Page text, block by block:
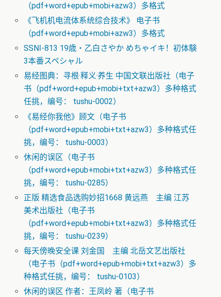
（pdf+word+epub+mobi+azw3）多格式
《飞机机电流体系统综合技术》 电子书
（pdf+word+epub+mobi+azw3）多格式
SSNI-813 19歳・乙白さやか めちゃイキ！初体験
3本番スペシャル
易经图典：寻根·释义·养生 中国文联出版社（电子
书（pdf+word+epub+mobi+txt+azw3）多种格式
任挑，编号： tushu-0002）
《易经你我他》顾文（电子书
（pdf+word+epub+mobi+txt+azw3）多种格式任
挑，编号： tushu-0003）
休闲的误区（电子书
（pdf+word+epub+mobi+txt+azw3）多种格式任
挑，编号： tushu-0285）
正版 精选食品选购妙招1668 黄远燕 主编 江苏
美术出版社（电子书
（pdf+word+epub+mobi+txt+azw3）多种格式任
挑，编号： tushu-0239）
每天傍晚安全课 刘金国 主编 北岳文艺出版社
（电子书（pdf+word+epub+mobi+txt+azw3）多
种格式任挑，编号： tushu-0103）
休闲的误区 作者：王凤岭 著（电子书